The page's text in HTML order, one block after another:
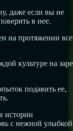
даже если вы не
в нее.
на протяжении
культуре на заре
подавить ее,
истории
с нежной